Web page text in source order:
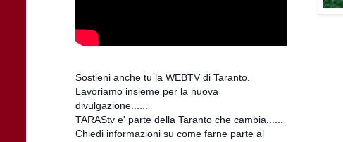
Sostieni anche tu la WEBTV di Taranto.
Lavoriamo insieme per la nuova
divulgazione......
TARAStv e' parte della Taranto che cambia......
Chiedi informazioni su come farne parte al